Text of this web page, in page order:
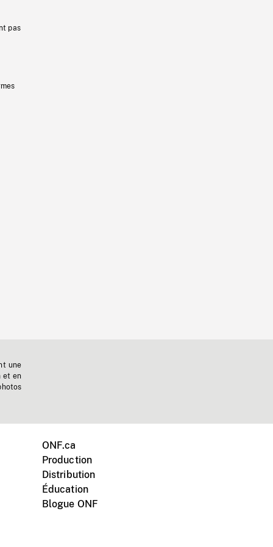
pas
une
et en
ONF.ca
Production
Distribution
Éducation
Blogue ONF